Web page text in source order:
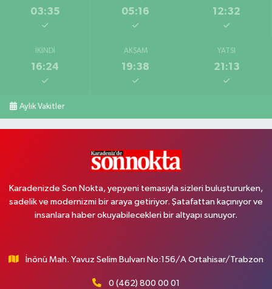
03:35 05:16 12:32
İKINDI
16:24
AKŞAM
19:38
YATSI
21:13
Aylık Vakitler
Karadenizde Son Nokta, yepyeni temasıyla sizleri buluştururken,
sadelik ve modernizmi bir araya getiriyor. Şatafattan kaçınıyor ve
insanlara haber okuyabilecekleri bir altyapı sunuyor.
İnönü Mah. Yavuz Selim Bulvarı No:156/A Ortahisar/Trabzon
0 (462) 800 00 01